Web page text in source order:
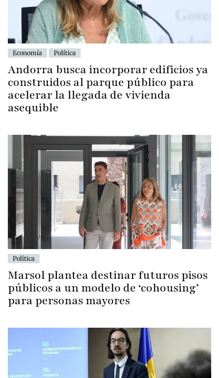
Economía Política
Andorra busca incorporar edificios ya
construidos al parque público para
acelerar la llegada de vivienda
asequible
Política
Marsol plantea destinar futuros pisos
públicos a un modelo de ‘cohousing’
para personas mayores